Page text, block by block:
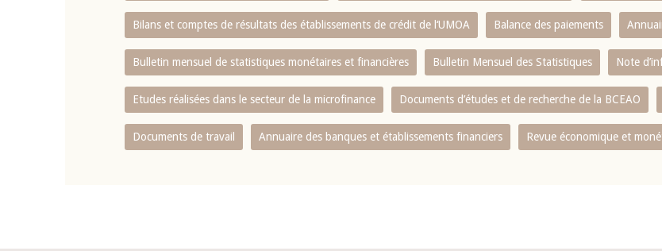
Bilans et comptes de résultats des établissements de crédit de l‘UMOA Balance des paiements
Bulletin mensuel de statistiques monétaires et financières Bulletin Mensuel des Statistiques Note
Etudes réalisées dans le secteur de la microfinance Documents d’études et de recherche de la BCEAO
Documents de travail Annuaire des banques et établissements financiers Revue économique et